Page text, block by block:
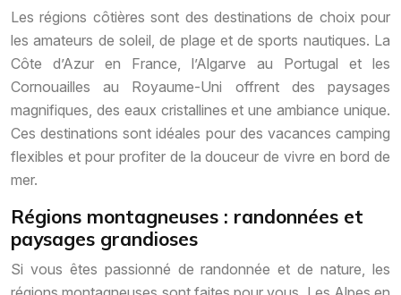
Les régions côtières sont des destinations de choix pour
les amateurs de soleil, de plage et de sports nautiques. La
Côte d’Azur en France, l’Algarve au Portugal et les
Cornouailles au Royaume-Uni offrent des paysages
magnifiques, des eaux cristallines et une ambiance unique.
Ces destinations sont idéales pour des vacances camping
flexibles et pour profiter de la douceur de vivre en bord de
mer.
Régions montagneuses : randonnées et
paysages grandioses
Si vous êtes passionné de randonnée et de nature, les